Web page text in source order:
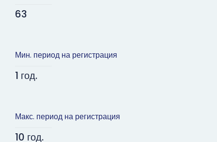
63
Мин. период на регистрация
1 год.
Макс. период на регистрация
10 год.